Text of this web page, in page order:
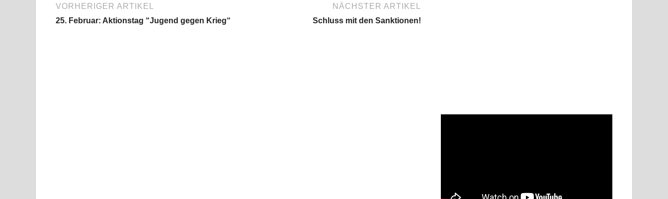
VORHERIGER ARTIKEL
25. Februar: Aktionstag “Jugend gegen Krieg“
NÄCHSTER ARTIKEL
Schluss mit den Sanktionen!